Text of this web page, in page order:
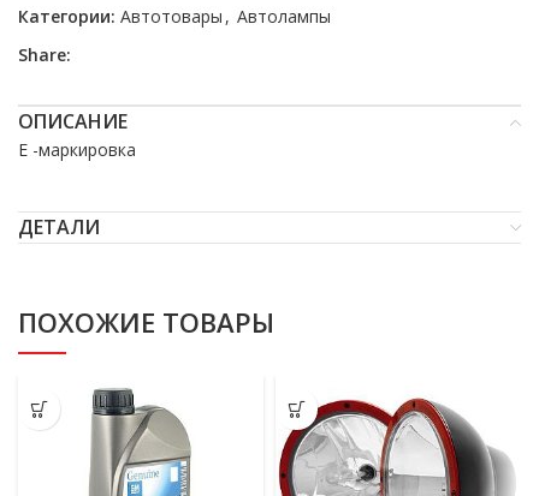
Категории: Автотовары , Автолампы
Share:
ОПИСАНИЕ
E -маркировка
ДЕТАЛИ
ПОХОЖИЕ ТОВАРЫ